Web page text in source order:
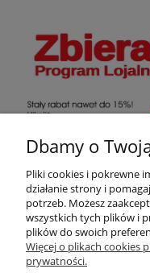
Ten produkt jest
Darmowa dostawa
Dbamy o
Pliki cookies i pokrewne
działanie strony i
potrzeb. Możesz
wszystkich tych plików i
plików do swoich
Więcej o plikach cookies
prywatności.